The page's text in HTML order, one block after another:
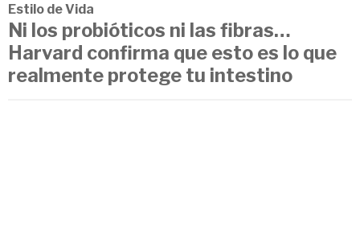
Estilo de Vida
Ni los probióticos ni las fibras…
Harvard confirma que esto es lo que
realmente protege tu intestino